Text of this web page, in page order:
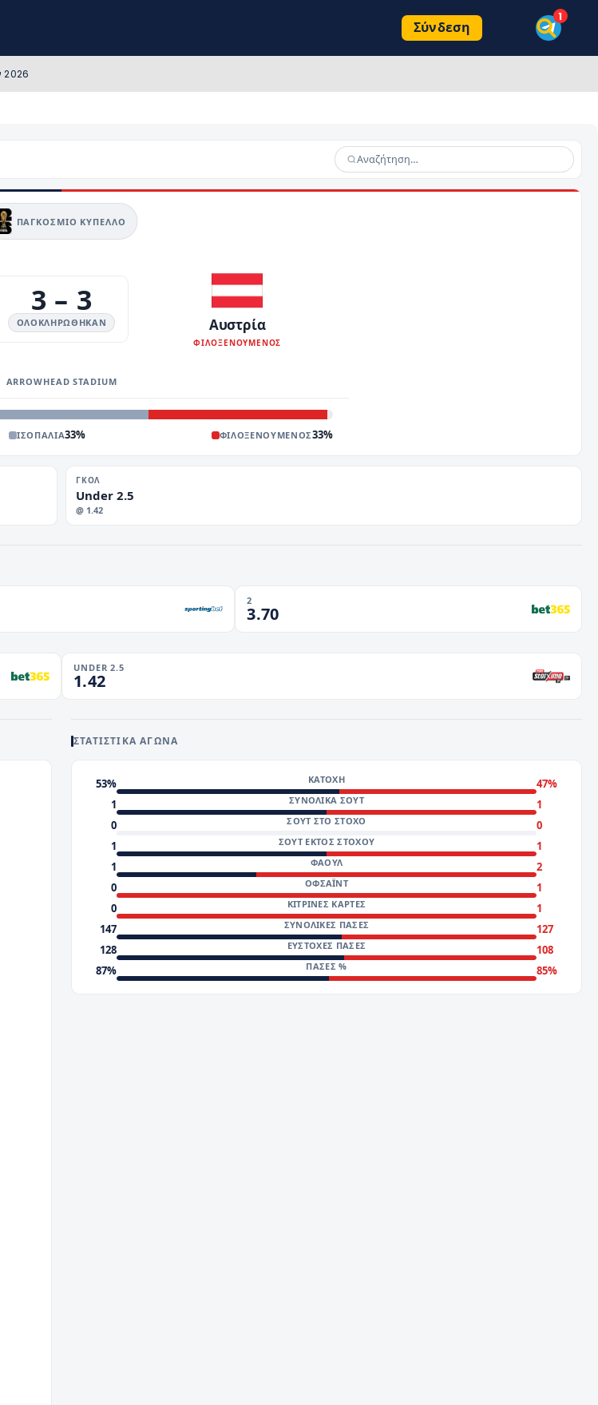
Σύνδεση
2026
ΠΑΓΚΌΣΜΙΟ ΚΎΠΕΛΛΟ
3 – 3
ΟΛΟΚΛΗΡΏΘΗΚΑΝ Αυστρία
ΦΙΛΟΞΕΝΟΥΜΕΝΟΣ
ARROWHEAD STADIUM
ΙΣΟΠΑΛΙΑ33% ΦΙΛΟΞΕΝΟΥΜΕΝΟΣ33%
ΓΚΟΛ
Under 2.5
@ 1.42
2
3.70
UNDER 2.5
1.42
ΣΤΑΤΙΣΤΙΚΆ ΑΓΏΝΑ
53% ΚΑΤΟΧΉ
47%
1
ΣΥΝΟΛΙΚΆ ΣΟΥΤ
1
0
ΣΟΥΤ ΣΤΟ ΣΤΌΧΟ
0
1
ΣΟΥΤ ΕΚΤΌΣ ΣΤΌΧΟΥ
1
1
ΦΆΟΥΛ
2
0
ΟΦΣΆΙΝΤ
1
0
ΚΊΤΡΙΝΕΣ ΚΆΡΤΕΣ
1
147
ΣΥΝΟΛΙΚΈΣ ΠΆΣΕΣ
127
128
ΕΎΣΤΟΧΕΣ ΠΆΣΕΣ
108
87%
ΠΆΣΕΣ % 85%